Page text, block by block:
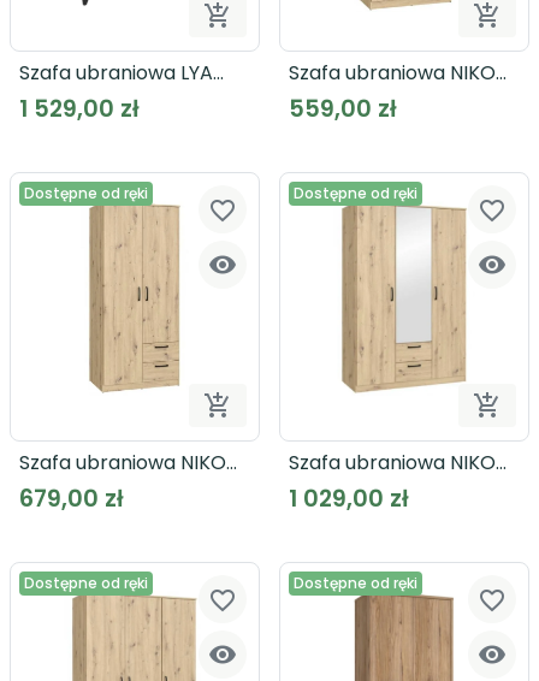

Dodaj do koszyka
Szafa ubraniowa LYA
LYAS831-M688
1 529,00 zł

Szafa ubraniowa NIKO
NIKS80
559,00 zł
Dostępne od ręki


Dodaj do koszyka
favorite_border
Szafa ubraniowa NIKO
NIKS81
679,00 zł
Dostępne od ręki


favorite_border
Szafa ubraniowa NIKO
NIKS82
1 029,00 zł
Dostępne od ręki

favorite_border
Dostępne od ręki

favorite_border